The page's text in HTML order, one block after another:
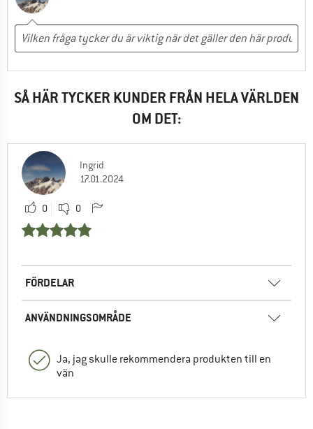
SÅ HÄR TYCKER KUNDER FRÅN HELA VÄRLDEN
OM DET:
Ingrid
17.01.2024
0 0
FÖRDELAR
ANVÄNDNINGSOMRÅDE
Ja, jag skulle rekommendera produkten till en
vän